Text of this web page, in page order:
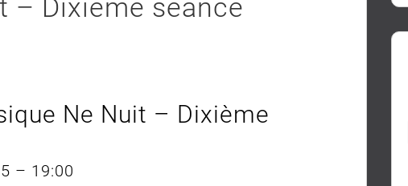
– Dixième séance
Ne Nuit – Dixième
– 19:00